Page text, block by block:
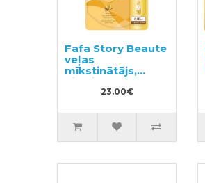
Fafa Story Beaute
veļas
mīkstinātājs,
pildviela 840ml
23.00€